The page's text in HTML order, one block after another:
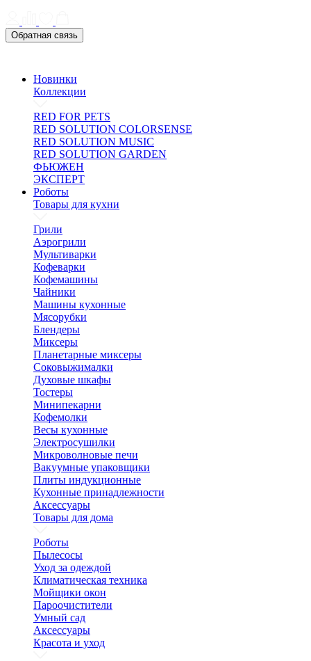
Обратная связь
Новинки
Коллекции
RED FOR PETS
RED SOLUTION COLORSENSE
RED SOLUTION MUSIC
RED SOLUTION GARDEN
ФЬЮЖЕН
ЭКСПЕРТ
Роботы
Товары для кухни
Грили
Аэрогрили
Мультиварки
Кофеварки
Кофемашины
Чайники
Машины кухонные
Мясорубки
Блендеры
Миксеры
Планетарные миксеры
Соковыжималки
Духовые шкафы
Тостеры
Минипекарни
Кофемолки
Весы кухонные
Электросушилки
Микроволновые печи
Вакуумные упаковщики
Плиты индукционные
Кухонные принадлежности
Аксессуары
Товары для дома
Роботы
Пылесосы
Уход за одеждой
Климатическая техника
Мойщики окон
Пароочистители
Умный сад
Аксессуары
Красота и уход